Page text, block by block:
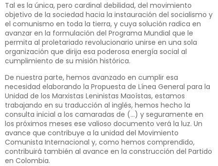
Tal es la única, pero cardinal debilidad, del movimiento
objetivo de la sociedad hacia la instauración del socialismo y
el comunismo en toda la tierra, y cuya solución radica en
avanzar en la formulación del Programa Mundial que le
permita al proletariado revolucionario unirse en una sola
organización que dirija esa poderosa energía social al
cumplimiento de su misión histórica.
De nuestra parte, hemos avanzado en cumplir esa
necesidad elaborando la Propuesta de Línea General para la
Unidad de los Marxistas Leninistas Maoístas, estamos
trabajando en su traducción al inglés, hemos hecho la
consulta inicial a los camaradas de (…) y seguramente en
los próximos meses ese valioso documento verá la luz. Un
avance que contribuye a la unidad del Movimiento
Comunista Internacional y, como hemos comprendido,
contribuirá también al avance en la construcción del Partido
en Colombia.